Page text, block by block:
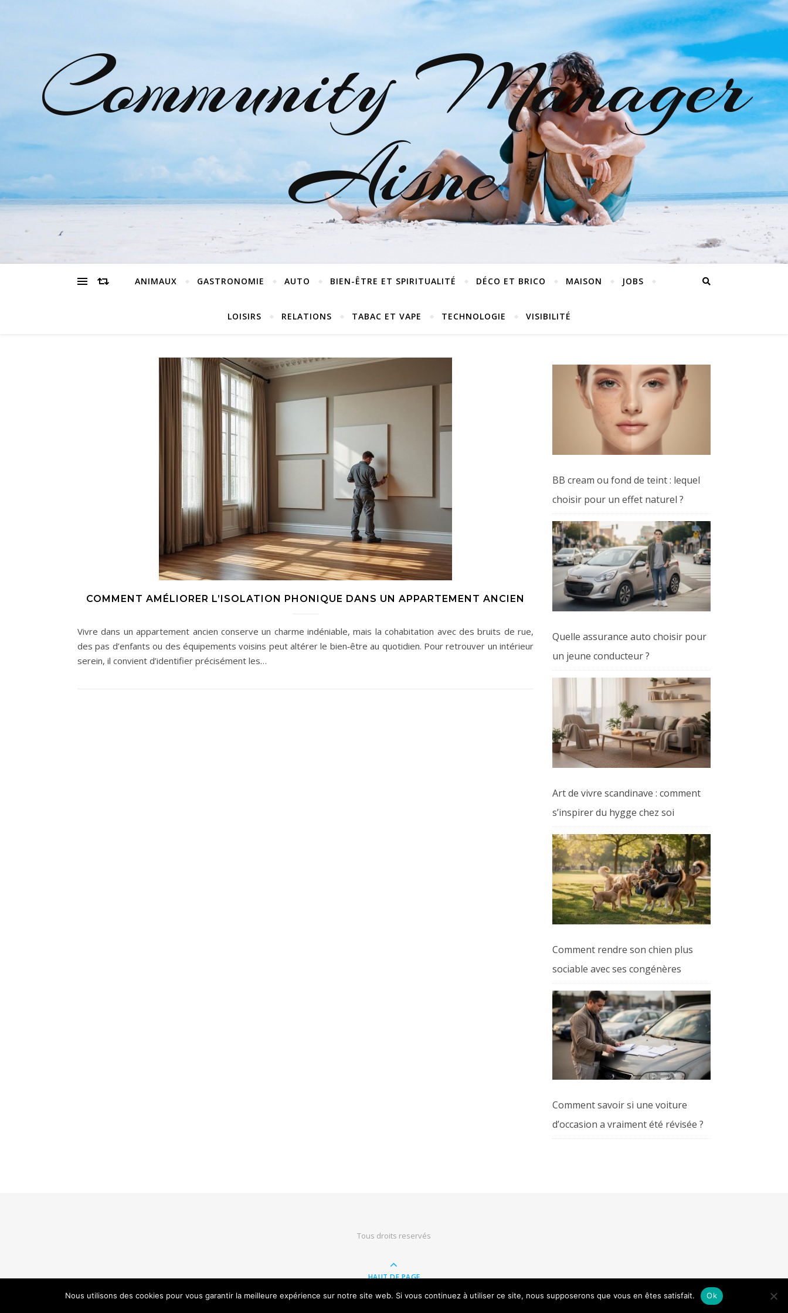
Community Manager
Aisne
ANIMAUX GASTRONOMIE AUTO BIEN-ÊTRE ET SPIRITUALITÉ DÉCO ET BRICO MAISON JOBS
LOISIRS RELATIONS TABAC ET VAPE TECHNOLOGIE VISIBILITÉ
COMMENT AMÉLIORER L’ISOLATION PHONIQUE DANS UN APPARTEMENT ANCIEN
Vivre dans un appartement ancien conserve un charme indéniable, mais la cohabitation avec des bruits de rue,
des pas d’enfants ou des équipements voisins peut altérer le bien‑être au quotidien. Pour retrouver un intérieur
serein, il convient d’identifier précisément les…
BB cream ou fond de teint : lequel
choisir pour un effet naturel ?
Quelle assurance auto choisir pour
un jeune conducteur ?
Art de vivre scandinave : comment
s’inspirer du hygge chez soi
Comment rendre son chien plus
sociable avec ses congénères
Comment savoir si une voiture
d’occasion a vraiment été révisée ?
Tous droits reservés
HAUT DE PAGE
Nous utilisons des cookies pour vous garantir la meilleure expérience sur notre site web. Si vous continuez à utiliser ce site, nous supposerons que vous en êtes satisfait. Ok